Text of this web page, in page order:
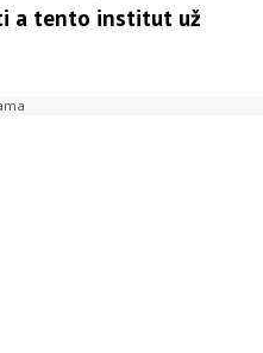
a tento institut už